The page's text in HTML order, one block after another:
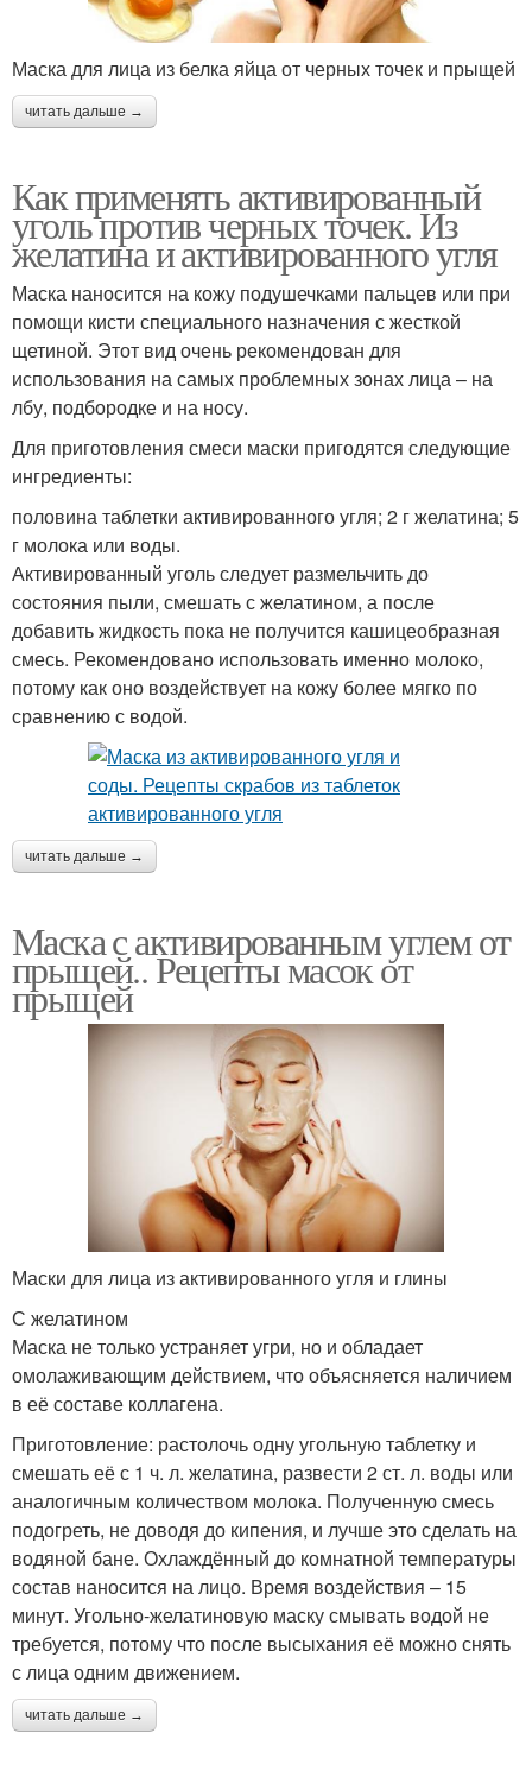
Маска для лица из белка яйца от черных точек и прыщей
читать дальше →
Как применять активированный
уголь против черных точек. Из
желатина и активированного угля
Маска наносится на кожу подушечками пальцев или при
помощи кисти специального назначения с жесткой
щетиной. Этот вид очень рекомендован для
использования на самых проблемных зонах лица – на
лбу, подбородке и на носу.
Для приготовления смеси маски пригодятся следующие
ингредиенты:
половина таблетки активированного угля; 2 г желатина; 5
г молока или воды.
Активированный уголь следует размельчить до
состояния пыли, смешать с желатином, а после
добавить жидкость пока не получится кашицеобразная
смесь. Рекомендовано использовать именно молоко,
потому как оно воздействует на кожу более мягко по
сравнению с водой.
читать дальше →
Маска с активированным углем от
прыщей.. Рецепты масок от
прыщей
Маски для лица из активированного угля и глины
С желатином
Маска не только устраняет угри, но и обладает
омолаживающим действием, что объясняется наличием
в её составе коллагена.
Приготовление: растолочь одну угольную таблетку и
смешать её с 1 ч. л. желатина, развести 2 ст. л. воды или
аналогичным количеством молока. Полученную смесь
подогреть, не доводя до кипения, и лучше это сделать на
водяной бане. Охлаждённый до комнатной температуры
состав наносится на лицо. Время воздействия – 15
минут. Угольно-желатиновую маску смывать водой не
требуется, потому что после высыхания её можно снять
с лица одним движением.
читать дальше →